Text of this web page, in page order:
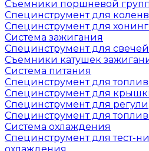
Съемники поршневой
Специнструмент для
Специнструмент для
Система зажигания
Специнструмент для
Съемники катушек
Система питания
Специнструмент для
Специнструмент для
Специнструмент для
Специнструмент для
Система охлаждения
Специнструмент для тест-